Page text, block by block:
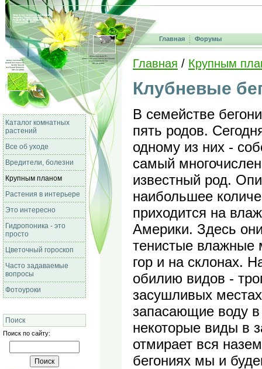
Главная Форумы
Каталог комнатных
растений
Все об уходе
Вредители, болезни
Крупным планом
Растения в интерьере
Это интересно
Гидропоника - это
просто
Цветочный гороскоп
Часто задаваемые
вопросы
Фотоуроки
Поиск
Поиск по сайту:
Главная / Крупным
Клубневые
В семействе
пять родов.
одному из них -
самый
известный род.
наибольшее
приходится на
Америки. Здесь
тенистые влажные
гор и на склонах.
обилию видов -
засушливых
запасающие воду
некоторые виды в
отмирает вся
бегониях мы и